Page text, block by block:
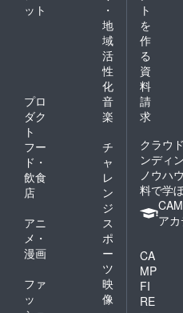
ット
・
地
域
活
性
化
プロ
ダク
ト
音
楽
フー
ド・
飲食
店
チ
ャ
レ
ン
ジ
アニ
メ・
漫画
ス
ポ
ー
ツ
ファ
ッ
映
像
ト
を
作
る
資
料
請
求
クラウ
ンディ
ノウハ
料で学
ア
CA
MP
FI
RE